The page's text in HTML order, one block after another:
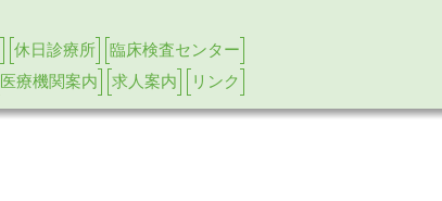
休日診療所
臨床検査センター
医療機関案内 求人案内 リンク